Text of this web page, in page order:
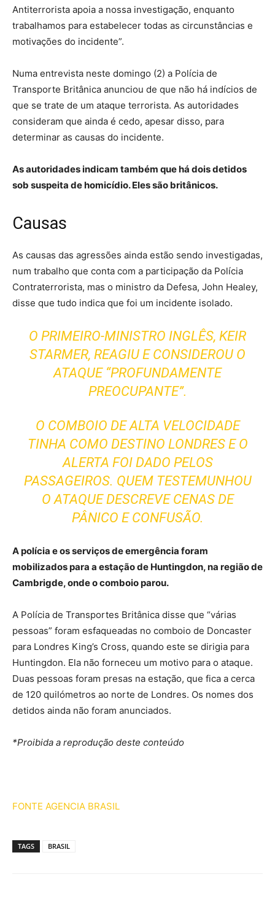
Antiterrorista apoia a nossa investigação, enquanto
trabalhamos para estabelecer todas as circunstâncias e
motivações do incidente”.
Numa entrevista neste domingo (2) a Polícia de
Transporte Britânica anunciou de que não há indícios de
que se trate de um ataque terrorista. As autoridades
consideram que ainda é cedo, apesar disso, para
determinar as causas do incidente.
As autoridades indicam também que há dois detidos
sob suspeita de homicídio. Eles são britânicos.
Causas
As causas das agressões ainda estão sendo investigadas,
num trabalho que conta com a participação da Polícia
Contraterrorista, mas o ministro da Defesa, John Healey,
disse que tudo indica que foi um incidente isolado.
O PRIMEIRO-MINISTRO INGLÊS, KEIR
STARMER, REAGIU E CONSIDEROU O
ATAQUE “PROFUNDAMENTE
PREOCUPANTE”.
O COMBOIO DE ALTA VELOCIDADE
TINHA COMO DESTINO LONDRES E O
ALERTA FOI DADO PELOS
PASSAGEIROS. QUEM TESTEMUNHOU
O ATAQUE DESCREVE CENAS DE
PÂNICO E CONFUSÃO.
A polícia e os serviços de emergência foram
mobilizados para a estação de Huntingdon, na região de
Cambrigde, onde o comboio parou.
A Polícia de Transportes Britânica disse que “várias
pessoas” foram esfaqueadas no comboio de Doncaster
para Londres King’s Cross, quando este se dirigia para
Huntingdon. Ela não forneceu um motivo para o ataque.
Duas pessoas foram presas na estação, que fica a cerca
de 120 quilómetros ao norte de Londres. Os nomes dos
detidos ainda não foram anunciados.
*Proibida a reprodução deste conteúdo
FONTE AGENCIA BRASIL
TAGS BRASIL